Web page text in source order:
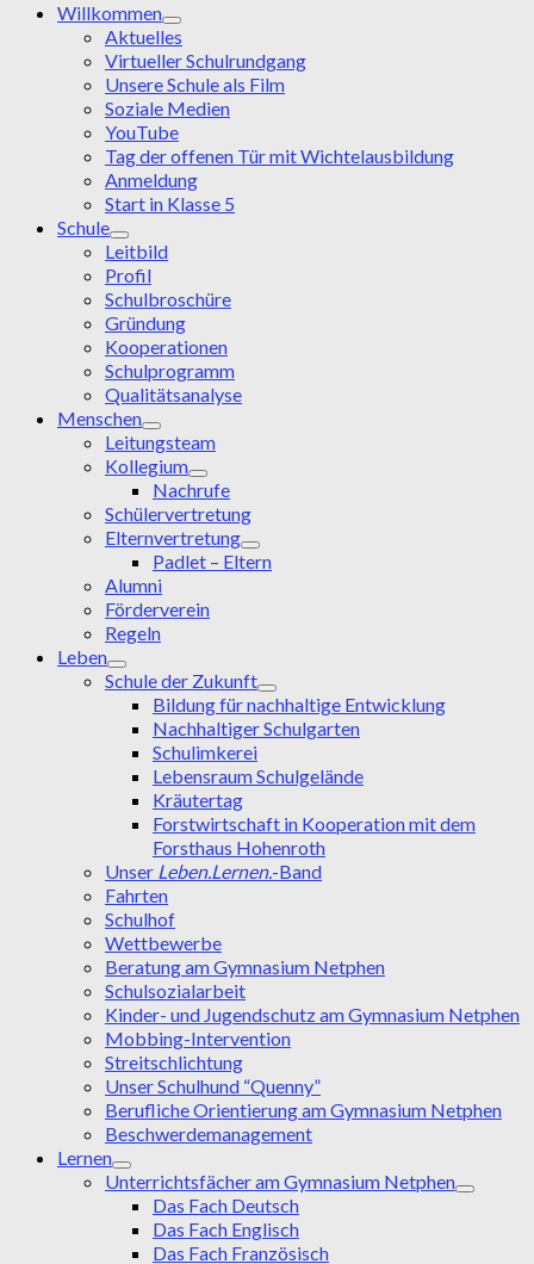
Willkommen
Aktuelles
Virtueller Schulrundgang
Unsere Schule als Film
Soziale Medien
YouTube
Tag der offenen Tür mit Wichtelausbildung
Anmeldung
Start in Klasse 5
Schule
Leitbild
Profil
Schulbroschüre
Gründung
Kooperationen
Schulprogramm
Qualitätsanalyse
Menschen
Leitungsteam
Kollegium
Nachrufe
Schülervertretung
Elternvertretung
Padlet – Eltern
Alumni
Förderverein
Regeln
Leben
Schule der Zukunft
Bildung für nachhaltige Entwicklung
Nachhaltiger Schulgarten
Schulimkerei
Lebensraum Schulgelände
Kräutertag
Forstwirtschaft in Kooperation mit dem
Forsthaus Hohenroth
Unser Leben.Lernen.-Band
Fahrten
Schulhof
Wettbewerbe
Beratung am Gymnasium Netphen
Schulsozialarbeit
Kinder- und Jugendschutz am Gymnasium Netphen
Mobbing-Intervention
Streitschlichtung
Unser Schulhund “Quenny”
Berufliche Orientierung am Gymnasium Netphen
Beschwerdemanagement
Lernen
Unterrichtsfächer am Gymnasium Netphen
Das Fach Deutsch
Das Fach Englisch
Das Fach Französisch